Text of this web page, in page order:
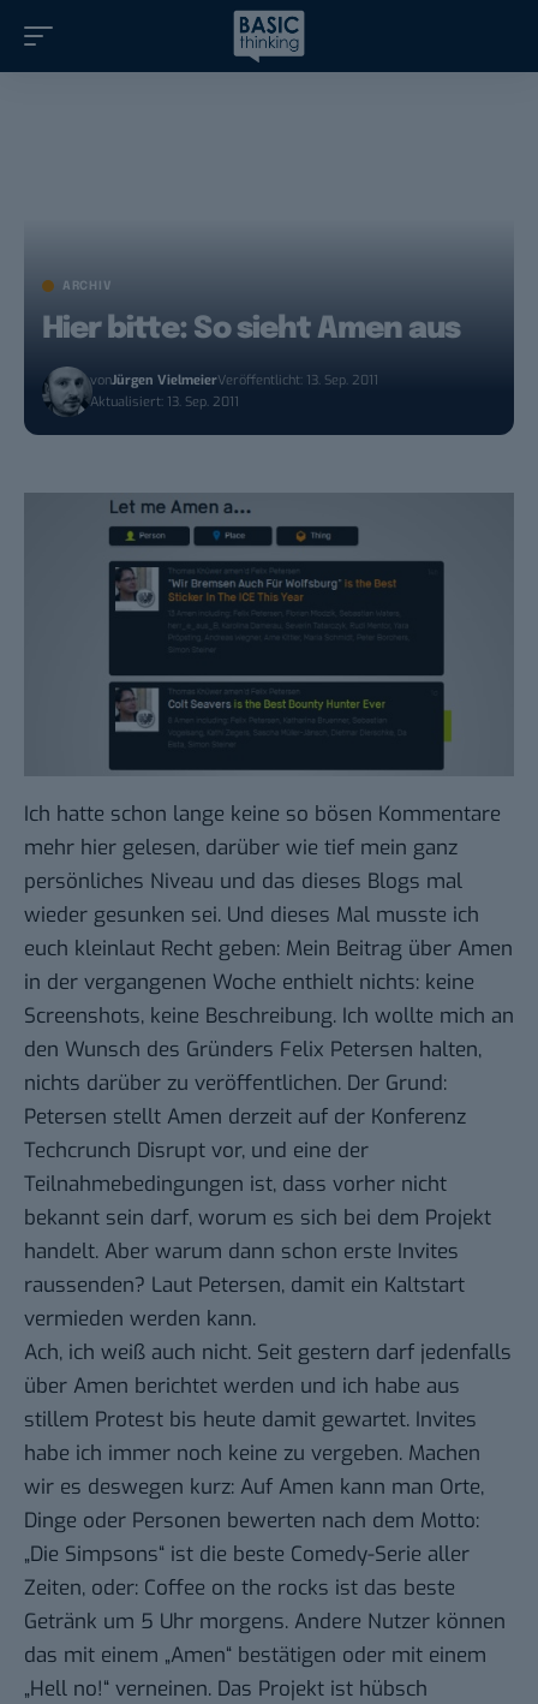
ARCHIV
Hier bitte: So sieht Amen aus
vonJürgen VielmeierVeröffentlicht: 13. Sep. 2011
Aktualisiert: 13. Sep. 2011
Ich hatte schon lange keine so bösen Kommentare
mehr hier gelesen, darüber wie tief mein ganz
persönliches Niveau und das dieses Blogs mal
wieder gesunken sei. Und dieses Mal musste ich
euch kleinlaut Recht geben: Mein Beitrag über Amen
in der vergangenen Woche enthielt nichts: keine
Screenshots, keine Beschreibung. Ich wollte mich an
den Wunsch des Gründers Felix Petersen halten,
nichts darüber zu veröffentlichen. Der Grund:
Petersen stellt Amen derzeit auf der Konferenz
Techcrunch Disrupt vor, und eine der
Teilnahmebedingungen ist, dass vorher nicht
bekannt sein darf, worum es sich bei dem Projekt
handelt. Aber warum dann schon erste Invites
raussenden? Laut Petersen, damit ein Kaltstart
vermieden werden kann.
Ach, ich weiß auch nicht. Seit gestern darf jedenfalls
über Amen berichtet werden und ich habe aus
stillem Protest bis heute damit gewartet. Invites
habe ich immer noch keine zu vergeben. Machen
wir es deswegen kurz: Auf Amen kann man Orte,
Dinge oder Personen bewerten nach dem Motto:
„Die Simpsons“ ist die beste Comedy-Serie aller
Zeiten, oder: Coffee on the rocks ist das beste
Getränk um 5 Uhr morgens. Andere Nutzer können
das mit einem „Amen“ bestätigen oder mit einem
„Hell no!“ verneinen. Das Projekt ist hübsch